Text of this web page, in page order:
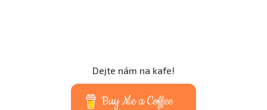
Dejte nám na kafe!
Buy Me a Coffee